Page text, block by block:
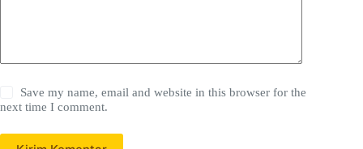
Save my name, email and website in this browser for the
next time I comment.